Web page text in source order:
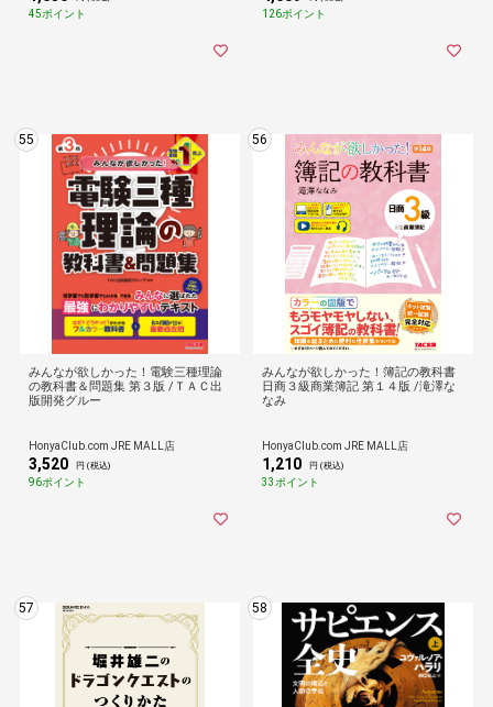
45ポイント 126ポイント
55
みんなが欲しかった！電験三種理論
の教科書＆問題集 第３版 /ＴＡＣ出
版開発グルー
HonyaClub.com JRE MALL店
3,520 円 (税込)
96ポイント
56
みんなが欲しかった！簿記の教科書
日商３級商業簿記 第１４版 /滝澤な
なみ
HonyaClub.com JRE MALL店
1,210 円 (税込)
33ポイント
57 58